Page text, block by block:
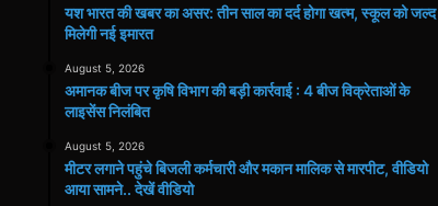
यश भारत की खबर का असर: तीन साल का दर्द होगा खत्म, स्कूल को जल्द
मिलेगी नई इमारत
August 5, 2026
अमानक बीज पर कृषि विभाग की बड़ी कार्रवाई : 4 बीज विक्रेताओं के
लाइसेंस निलंबित
August 5, 2026
मीटर लगाने पहुंचे बिजली कर्मचारी और मकान मालिक से मारपीट, वीडियो
आया सामने.. देखें वीडियो